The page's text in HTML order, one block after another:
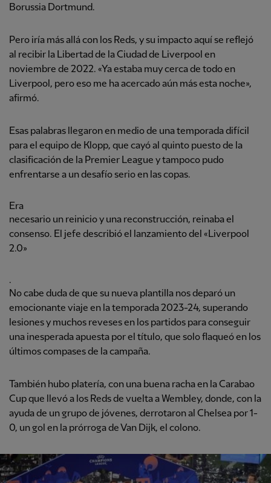
Borussia Dortmund.
Pero iría más allá con los Reds, y su impacto aquí se reflejó
al recibir la Libertad de la Ciudad de Liverpool en
noviembre de 2022. «Ya estaba muy cerca de todo en
Liverpool, pero eso me ha acercado aún más esta noche»,
afirmó.
Esas palabras llegaron en medio de una temporada difícil
para el equipo de Klopp, que cayó al quinto puesto de la
clasificación de la Premier League y tampoco pudo
enfrentarse a un desafío serio en las copas.
Era
necesario un reinicio y una reconstrucción, reinaba el
consenso. El jefe describió el lanzamiento del «Liverpool
2.0»
.
No cabe duda de que su nueva plantilla nos deparó un
emocionante viaje en la temporada 2023-24, superando
lesiones y muchos reveses en los partidos para conseguir
una inesperada apuesta por el título, que solo flaqueó en los
últimos compases de la campaña.
También hubo platería, con una buena racha en la Carabao
Cup que llevó a los Reds de vuelta a Wembley, donde, con la
ayuda de un grupo de jóvenes, derrotaron al Chelsea por 1-
0, un gol en la prórroga de Van Dijk, el colono.